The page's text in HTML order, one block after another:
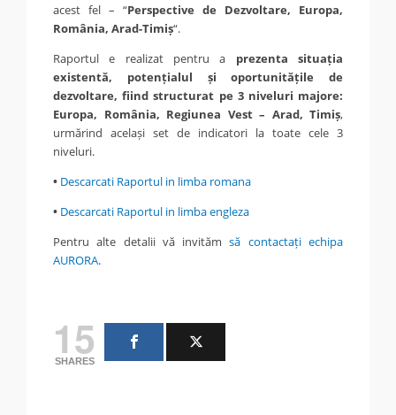
acest fel – “Perspective de Dezvoltare, Europa,
România, Arad-Timiș“.
Raportul e realizat pentru a prezenta situația
existentă, potențialul și oportunitățile de
dezvoltare, fiind structurat pe 3 niveluri majore:
Europa, România, Regiunea Vest – Arad, Timiș,
urmărind același set de indicatori la toate cele 3
niveluri.
• Descarcati Raportul in limba romana
• Descarcati Raportul in limba engleza
Pentru alte detalii vă invitămsă contactați echipa
AURORA.
15
SHARES